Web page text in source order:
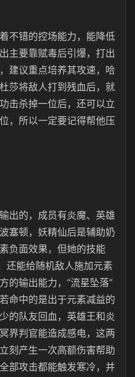
不错的控场能力，能降低
主要靠赋毒后引爆，打出
建议重点培养其攻速，哈
莎将敌人打到残血后，就
击杀掉一位后，还可以立
，所以一定要记得帮他压
出的，成员有炎魔、英雄
塞顿，妖精仙后是辅助奶
负面效果，但她的技能
还能给随机敌人施加元素
的输出能力，“流星坠落”
命中的是出于元素减益的
的队友回血，英雄王和炎
界判官能造成感电，这两
刻产生一次高额伤害帮助
部攻击都能触发寒冷，并